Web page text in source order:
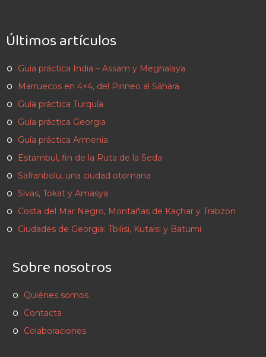
Últimos artículos
Guía práctica India – Assam y Meghalaya
Marruecos en 4×4, del Pirineo al Sáhara
Guía práctica Turquía
Guía práctica Georgia
Guía práctica Armenia
Estambul, fin de la Ruta de la Seda
Safranbolu, una ciudad otomana
Sivas, Tokat y Amasya
Costa del Mar Negro, Montañas de Kaçhar y Trabzon
Ciudades de Georgia: Tbilisi, Kutaisi y Batumi
Sobre nosotros
Quiénes somos
Contacta
Colaboraciones